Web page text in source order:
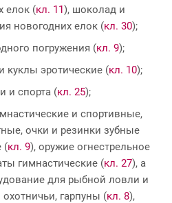
елок (кл. 11), шоколад и
новогодних елок (кл. 30);
погружения (кл. 9);
куклы эротические (кл. 10);
и спорта (кл. 25);
и спортивные,
очки и резинки зубные
(кл. 9), оружие огнестрельное
гимнастические (кл. 27), а
для рыбной ловли и
гарпуны (кл. 8),